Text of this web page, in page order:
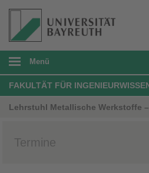
Menü
FAKULTÄT FÜR
Lehrstuhl Metallische Werkstoffe
Termine